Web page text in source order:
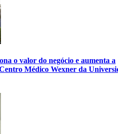
o valor do negócio e aumenta a
Médico Wexner da